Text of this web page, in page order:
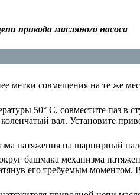
привода масляного насоса
метки совмещения на те же
50° С, совместите паз в
вал. Установите
натяжения на шарнирный
башмака механизма
его требуемым моментом.